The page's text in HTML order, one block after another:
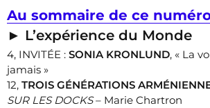
Au sommaire de ce
► L’expérience du Monde
4, INVITÉE : SONIA KRONLUND, « La
jamais »
12, TROIS GÉNÉRATIONS
SUR LES DOCKS– Marie Chartron